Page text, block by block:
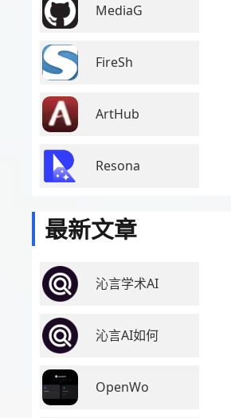
MediaG
FireSh
ArtHub
Resona
最新文章
沁言学术AI
沁言AI如何
OpenWo